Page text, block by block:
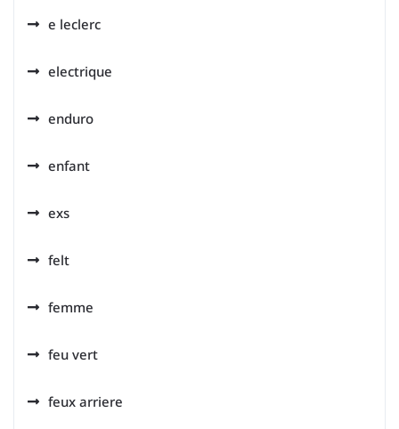
e leclerc
electrique
enduro
enfant
exs
felt
femme
feu vert
feux arriere